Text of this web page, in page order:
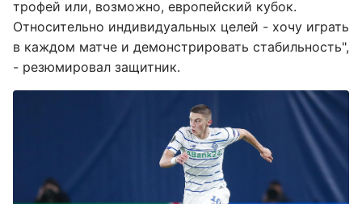
трофей или, возможно, европейский кубок.
Относительно индивидуальных целей - хочу играть
в каждом матче и демонстрировать стабильность",
- резюмировал защитник.